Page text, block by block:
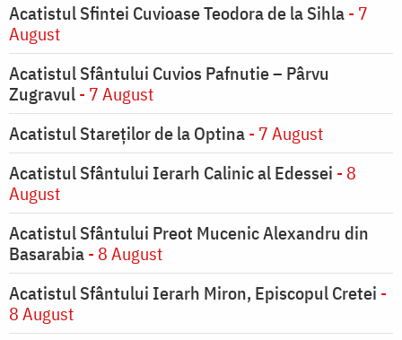
Acatistul Sfintei Cuvioase Teodora de la Sihla- 7
August
Acatistul Sfântului Cuvios Pafnutie – Pârvu
Zugravul- 7 August
Acatistul Stareţilor de la Optina- 7 August
Acatistul Sfântului Ierarh Calinic al Edessei - 8
August
Acatistul Sfântului Preot Mucenic Alexandru din
Basarabia- 8 August
Acatistul Sfântului Ierarh Miron, Episcopul Cretei -
8 August